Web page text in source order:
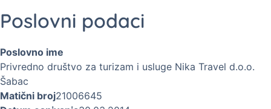
Poslovni podaci
Poslovno ime
Privredno društvo za turizam i usluge Nika Travel d.o.o.
Šabac
Matični broj21006645